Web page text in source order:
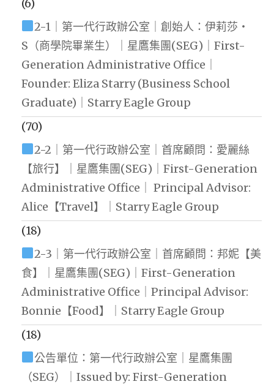
(6)
2-1｜第一代行政辦公室｜創始人：伊莉莎・
S（商學院畢業生）｜星鷹集團(SEG)｜First-
Generation Administrative Office｜
Founder: Eliza Starry (Business School
Graduate)｜Starry Eagle Group
(70)
2-2｜第一代行政辦公室｜首席顧問：愛麗絲
【旅行】｜星鷹集團(SEG)｜First-Generation
Administrative Office｜ Principal Advisor:
Alice【Travel】｜Starry Eagle Group
(18)
2-3｜第一代行政辦公室｜首席顧問：邦妮【美
食】｜星鷹集團(SEG)｜First-Generation
Administrative Office｜Principal Advisor:
Bonnie【Food】｜Starry Eagle Group
(18)
公告單位：第一代行政辦公室｜星鷹集團
（SEG）｜Issued by: First-Generation